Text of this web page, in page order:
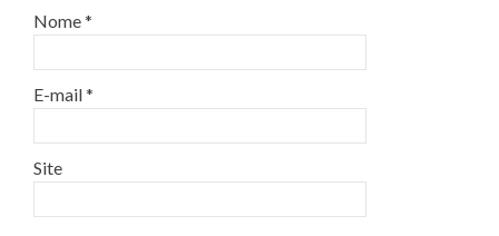
Nome*
E-mail*
Site